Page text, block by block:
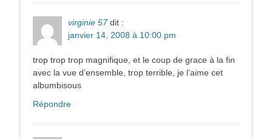
virginie 57 dit :
janvier 14, 2008 à 10:00 pm
trop trop trop magnifique, et le coup de grace à la fin
avec la vue d’ensemble, trop terrible, je l’aime cet
albumbisous
Répondre